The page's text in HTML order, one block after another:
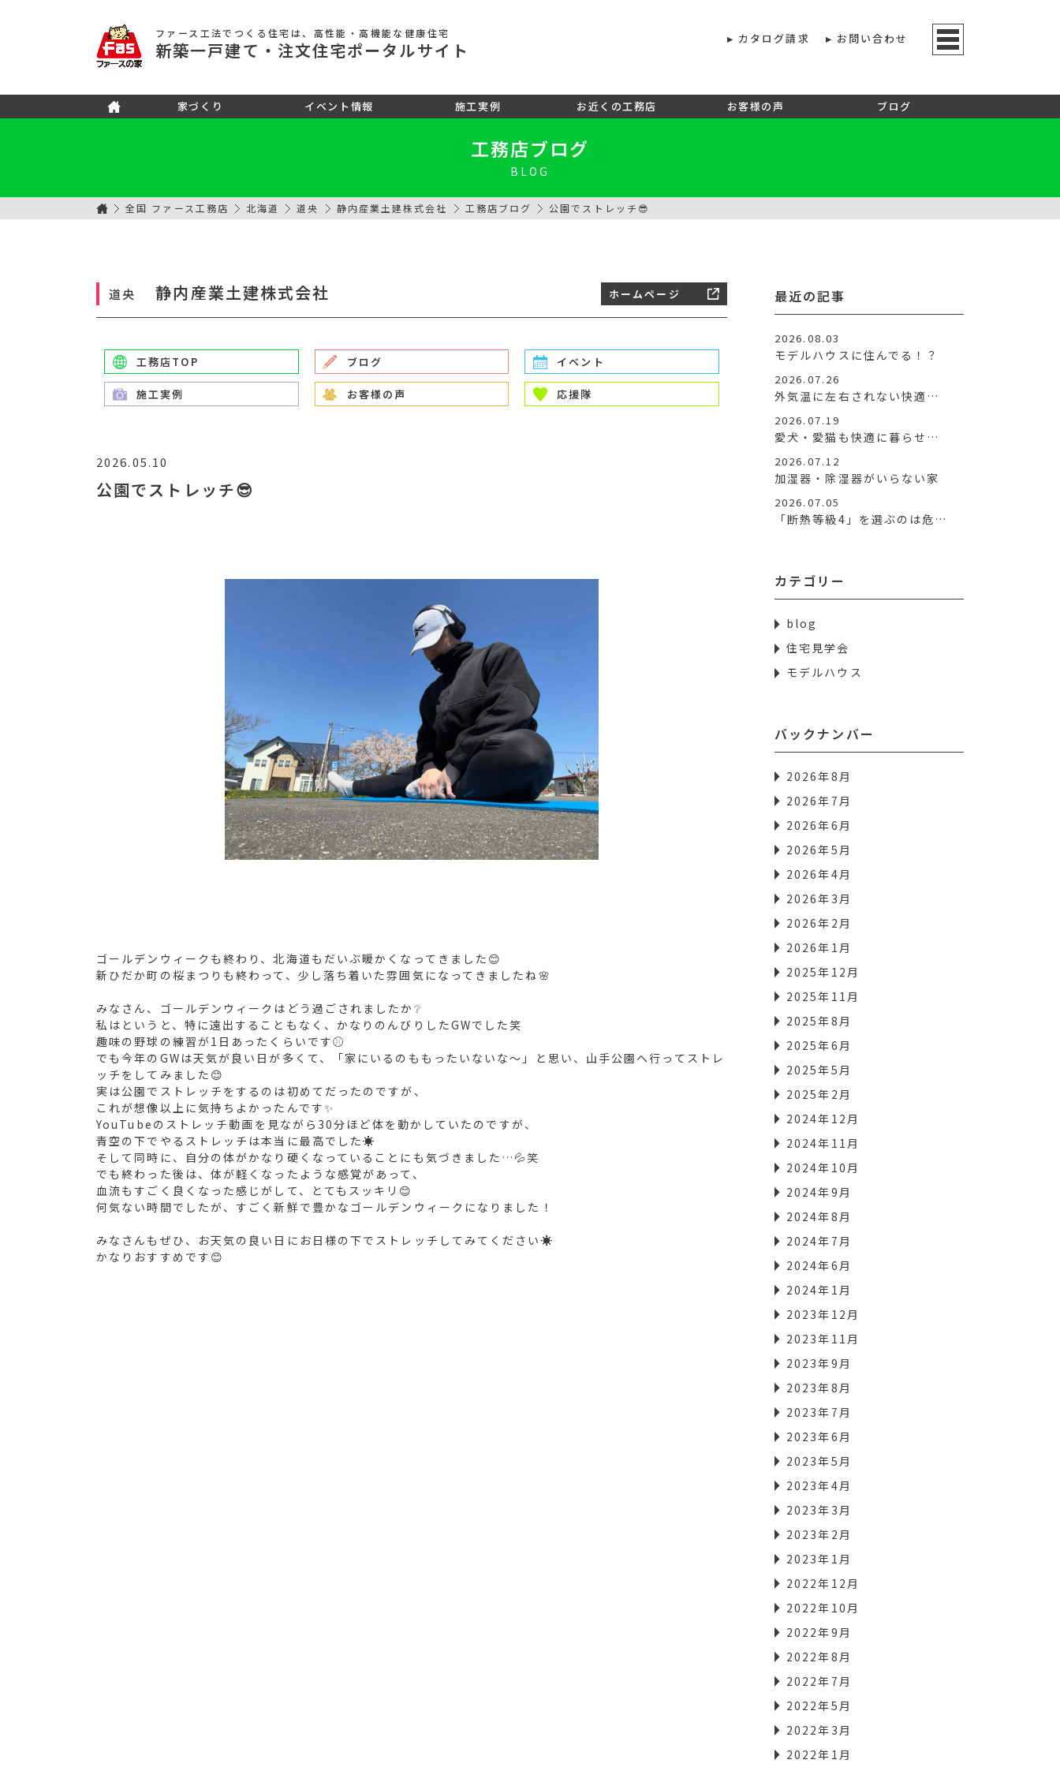
ファース工法でつくる住宅 は、高性能・高機能な健康住宅
新築一戸建て ・注文住宅ポータルサイト
カタログ請求 お問い合わせ
家づくり イベント情報 施工実例 お近くの工務店 お客様の声 ブログ
工務店ブログ
BLOG
全国 ファース工務店 北海道 道央 静内産業土建株式会社 工務店ブログ 公園でストレッチ😎
道央 静内産業土建株式会社 ホームページ
工務店TOP ブログ イベント
施工実例 お客様の声 応援隊
2026.05.10
公園でストレッチ😎
ゴールデンウィークも終わり、北海道もだいぶ暖かくなってきました😊
新ひだか町の桜まつりも終わって、少し落ち着いた雰囲気になってきましたね🌸
みなさん、ゴールデンウィークはどう過ごされましたか❔
私はというと、特に遠出することもなく、かなりのんびりしたGWでした笑
趣味の野球の練習が1日あったくらいです⚾
でも今年のGWは天気が良い日が多くて、「家にいるのももったいないな〜」と思い、山手公園へ行ってストレ
ッチをしてみました😊
実は公園でストレッチをするのは初めてだったのですが、
これが想像以上に気持ちよかったんです✨
YouTubeのストレッチ動画を見ながら30分ほど体を動かしていたのですが、
青空の下でやるストレッチは本当に最高でした☀️
そして同時に、自分の体がかなり硬くなっていることにも気づきました…💦笑
でも終わった後は、体が軽くなったような感覚があって、
血流もすごく良くなった感じがして、とてもスッキリ😊
何気ない時間でしたが、すごく新鮮で豊かなゴールデンウィークになりました！
みなさんもぜひ、お天気の良い日にお日様の下でストレッチしてみてください☀️
かなりおすすめです😊
最近の記事
2026.08.03
モデルハウスに住んでる！？
2026.07.26
外気温に左右されない快適…
2026.07.19
愛犬・愛猫も快適に暮らせ…
2026.07.12
加湿器・除湿器がいらない家
2026.07.05
「断熱等級4」を選ぶのは危…
カテゴリー
blog
住宅見学会
モデルハウス
バックナンバー
2026年8月
2026年7月
2026年6月
2026年5月
2026年4月
2026年3月
2026年2月
2026年1月
2025年12月
2025年11月
2025年8月
2025年6月
2025年5月
2025年2月
2024年12月
2024年11月
2024年10月
2024年9月
2024年8月
2024年7月
2024年6月
2024年1月
2023年12月
2023年11月
2023年9月
2023年8月
2023年7月
2023年6月
2023年5月
2023年4月
2023年3月
2023年2月
2023年1月
2022年12月
2022年10月
2022年9月
2022年8月
2022年7月
2022年5月
2022年3月
2022年1月